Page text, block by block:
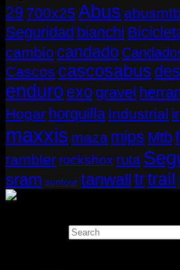
29 700x25 Abus abusmtb
Seguridad bianchi
cambio candado
Cascos cascosabus
enduro exo gravel
Hogar horquilla Industrial
maxxis maza mips Mtb
rambler rockshox ruta
sram suntour tanwalltrtrail